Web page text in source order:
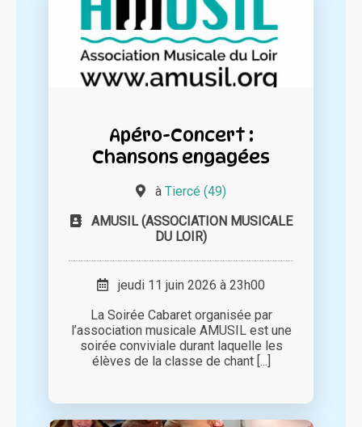
Apéro-Concert :
Chansons engagées
à Tiercé (49)
AMUSIL (ASSOCIATION MUSICALE
DU LOIR)
jeudi 11 juin 2026 à 23h00
La Soirée Cabaret organisée par
l’association musicale AMUSIL est une
soirée conviviale durant laquelle les
élèves de la classe de chant [...]